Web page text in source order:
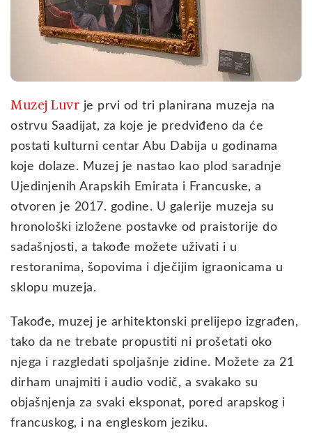
Muzej Luvr je prvi od tri planirana muzeja na
ostrvu Saadijat, za koje je predviđeno da će
postati kulturni centar Abu Dabija u godinama
koje dolaze. Muzej je nastao kao plod saradnje
Ujedinjenih Arapskih Emirata i Francuske, a
otvoren je 2017. godine. U galerije muzeja su
hronološki izložene postavke od praistorije do
sadašnjosti, a takođe možete uživati i u
restoranima, šopovima i dječijim igraonicama u
sklopu muzeja.
Takođe, muzej je arhitektonski prelijepo izgrađen,
tako da ne trebate propustiti ni prošetati oko
njega i razgledati spoljašnje zidine. Možete za 21
dirham unajmiti i audio vodič, a svakako su
objašnjenja za svaki eksponat, pored arapskog i
francuskog, i na engleskom jeziku.